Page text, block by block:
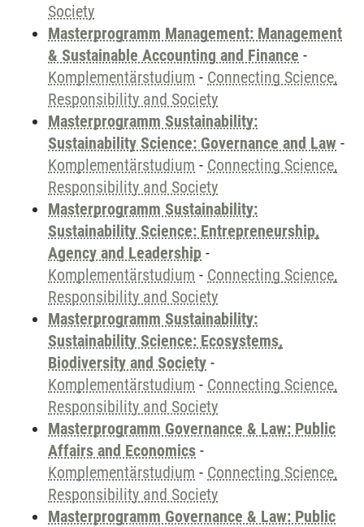
Society
Masterprogramm Management: Management
& Sustainable Accounting and Finance -
Komplementärstudium - Connecting Science,
Responsibility and Society
Masterprogramm Sustainability:
Sustainability Science: Governance and Law -
Komplementärstudium - Connecting Science,
Responsibility and Society
Masterprogramm Sustainability:
Sustainability Science: Entrepreneurship,
Agency and Leadership -
Komplementärstudium - Connecting Science,
Responsibility and Society
Masterprogramm Sustainability:
Sustainability Science: Ecosystems,
Biodiversity and Society -
Komplementärstudium - Connecting Science,
Responsibility and Society
Masterprogramm Governance & Law: Public
Affairs and Economics -
Komplementärstudium - Connecting Science,
Responsibility and Society
Masterprogramm Governance & Law: Public